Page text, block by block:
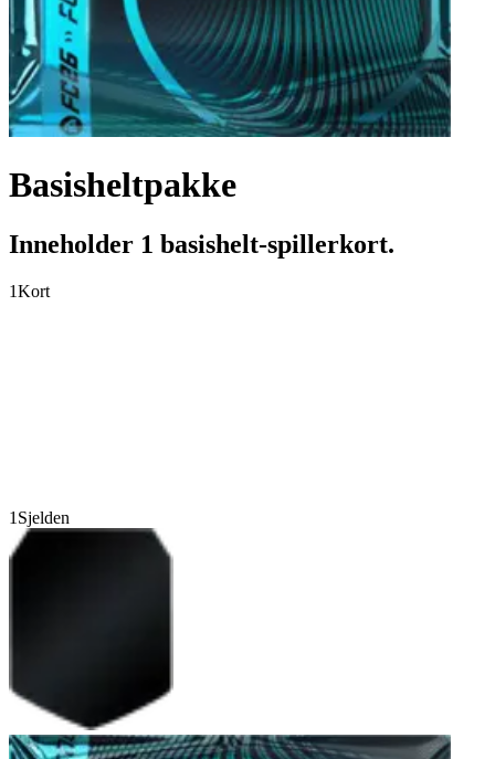
Basisheltpakke
Inneholder 1 basishelt-spillerkort.
1Kort
1 Sjelden